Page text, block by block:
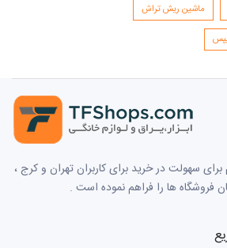
ماشین ریش تراش
برای سهولت در خرید برای کاربران تهران و کرج ،
فروشگاه ها را فراهم نموده است .